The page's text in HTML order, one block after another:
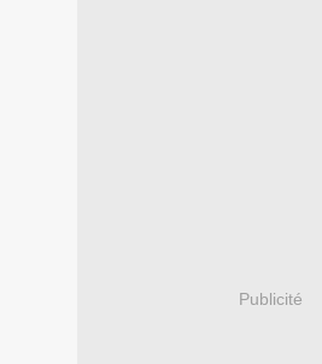
Publicité